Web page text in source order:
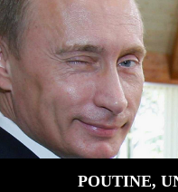
POUTINE,